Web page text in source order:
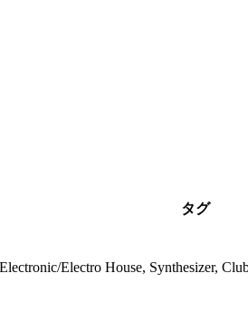
タグ
Electronic/Electro House, Synthesizer,